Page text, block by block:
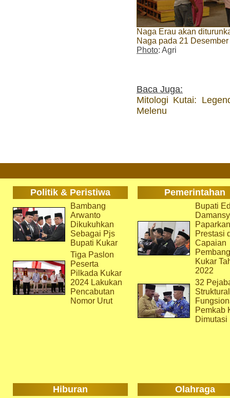
Naga Erau akan
Naga pada 21
Photo: Agri
Baca Juga:
Mitologi Kutai:
Melenu
Politik & Peristiwa Pemerintahan
Bambang
Arwanto
Dikukuhkan
Sebagai Pjs
Bupati Kukar
Tiga Paslon
Peserta
Pilkada Kukar
2024 Lakukan
Pencabutan
Nomor Urut
Bupati
Paparkan
Prestasi
Capaian
Kukar
2022
32
Pemkab
Dimutasi
Hiburan Olahraga